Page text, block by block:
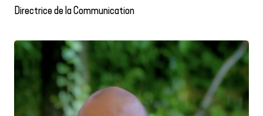
Directrice de la Communication